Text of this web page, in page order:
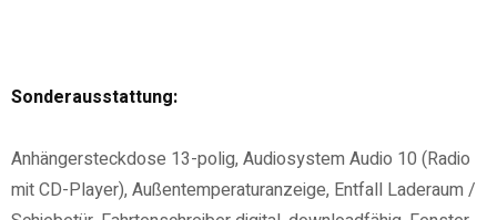
Sonderausstattung:
Anhängersteckdose 13-polig, Audiosystem Audio 10 (Radio
mit CD-Player), Außentemperaturanzeige, Entfall Laderaum /